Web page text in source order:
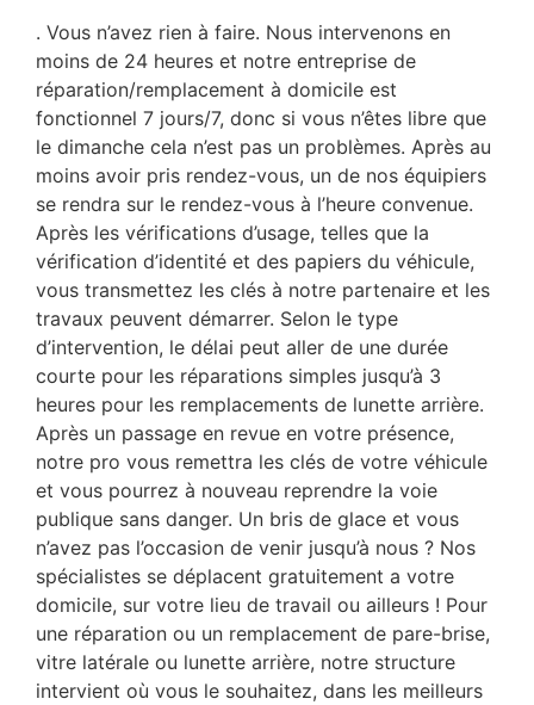
. Vous n’avez rien à faire. Nous intervenons en
moins de 24 heures et notre entreprise de
réparation/remplacement à domicile est
fonctionnel 7 jours/7, donc si vous n’êtes libre que
le dimanche cela n’est pas un problèmes. Après au
moins avoir pris rendez-vous, un de nos équipiers
se rendra sur le rendez-vous à l’heure convenue.
Après les vérifications d’usage, telles que la
vérification d’identité et des papiers du véhicule,
vous transmettez les clés à notre partenaire et les
travaux peuvent démarrer. Selon le type
d’intervention, le délai peut aller de une durée
courte pour les réparations simples jusqu’à 3
heures pour les remplacements de lunette arrière.
Après un passage en revue en votre présence,
notre pro vous remettra les clés de votre véhicule
et vous pourrez à nouveau reprendre la voie
publique sans danger. Un bris de glace et vous
n’avez pas l’occasion de venir jusqu’à nous ? Nos
spécialistes se déplacent gratuitement a votre
domicile, sur votre lieu de travail ou ailleurs ! Pour
une réparation ou un remplacement de pare-brise,
vitre latérale ou lunette arrière, notre structure
intervient où vous le souhaitez, dans les meilleurs